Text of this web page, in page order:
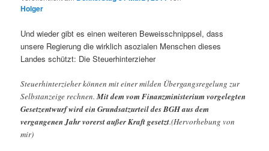
Holger
Und wieder gibt es einen weiteren Beweisschnippsel, dass
unsere Regierung die wirklich asozialen Menschen dieses
Landes schützt: Die Steuerhinterzieher
Steuerhinterzieher können mit einer milden Übergangsregelung zur
Selbstanzeige rechnen.Mit dem vom Finanzministerium vorgelegten
Gesetzentwurf wird ein Grundsatzurteil des BGH aus dem
vergangenen Jahr vorerst außer Kraft gesetzt.(Hervorhebung von
mir)